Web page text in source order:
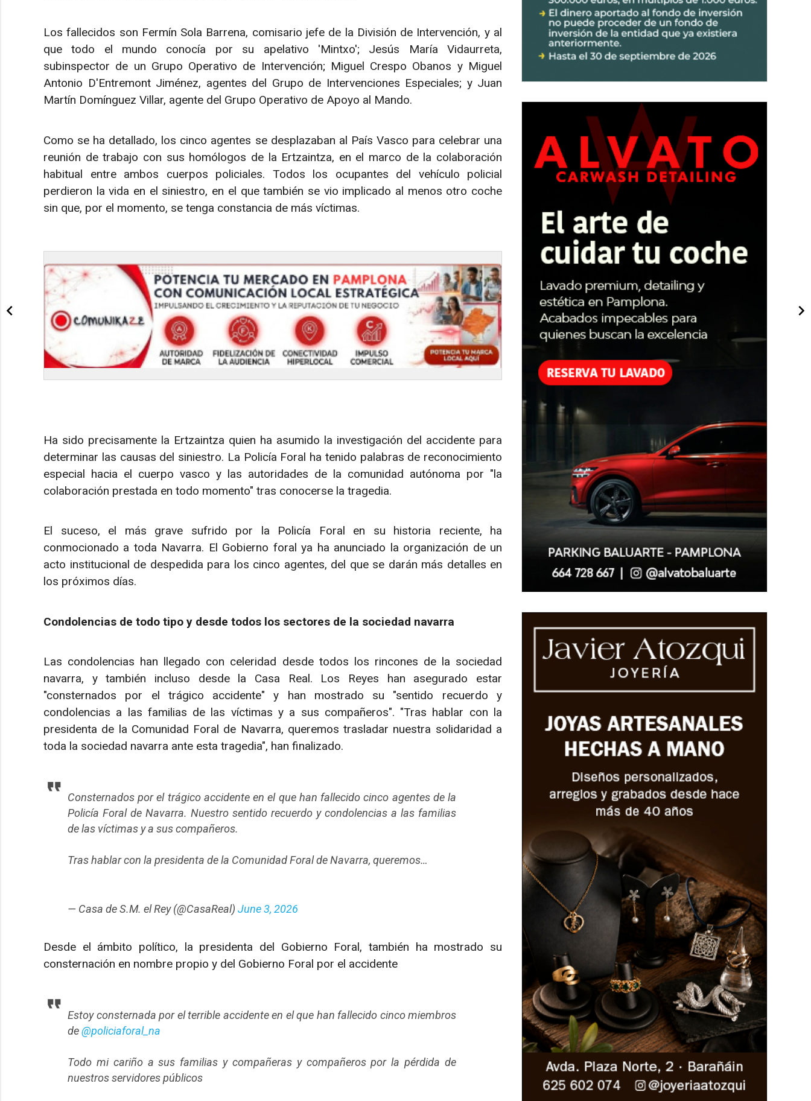
Los fallecidos son Fermín Sola Barrena, comisario jefe de la División de Intervención, y al
que todo el mundo conocía por su apelativo 'Mintxo'; Jesús María Vidaurreta,
subinspector de un Grupo Operativo de Intervención; Miguel Crespo Obanos y Miguel
Antonio D'Entremont Jiménez, agentes del Grupo de Intervenciones Especiales; y Juan
Martín Domínguez Villar, agente del Grupo Operativo de Apoyo al Mando.
Como se ha detallado, los cinco agentes se desplazaban al País Vasco para celebrar una
reunión de trabajo con sus homólogos de la Ertzaintza, en el marco de la colaboración
habitual entre ambos cuerpos policiales. Todos los ocupantes del vehículo policial
perdieron la vida en el siniestro, en el que también se vio implicado al menos otro coche
sin que, por el momento, se tenga constancia de más víctimas.
Ha sido precisamente la Ertzaintza quien ha asumido la investigación del accidente para
determinar las causas del siniestro. La Policía Foral ha tenido palabras de reconocimiento
especial hacia el cuerpo vasco y las autoridades de la comunidad autónoma por "la
colaboración prestada en todo momento" tras conocerse la tragedia.
El suceso, el más grave sufrido por la Policía Foral en su historia reciente, ha
conmocionado a toda Navarra. El Gobierno foral ya ha anunciado la organización de un
acto institucional de despedida para los cinco agentes, del que se darán más detalles en
los próximos días.
Condolencias de todo tipo y desde todos los sectores de la sociedad navarra
Las condolencias han llegado con celeridad desde todos los rincones de la sociedad
navarra, y también incluso desde la Casa Real. Los Reyes han asegurado estar
"consternados por el trágico accidente" y han mostrado su "sentido recuerdo y
condolencias a las familias de las víctimas y a sus compañeros". "Tras hablar con la
presidenta de la Comunidad Foral de Navarra, queremos trasladar nuestra solidaridad a
toda la sociedad navarra ante esta tragedia", han finalizado.
Consternados por el trágico accidente en el que han fallecido cinco agentes de la
Policía Foral de Navarra. Nuestro sentido recuerdo y condolencias a las familias
de las víctimas y a sus compañeros.
Tras hablar con la presidenta de la Comunidad Foral de Navarra, queremos…
— Casa de S.M. el Rey (@CasaReal) June 3, 2026
Desde el ámbito político, la presidenta del Gobierno Foral, también ha mostrado su
consternación en nombre propio y del Gobierno Foral por el accidente
Estoy consternada por el terrible accidente en el que han fallecido cinco miembros
de@policiaforal_na
Todo mi cariño a sus familias y compañeras y compañeros por la pérdida de
nuestros servidores públicos